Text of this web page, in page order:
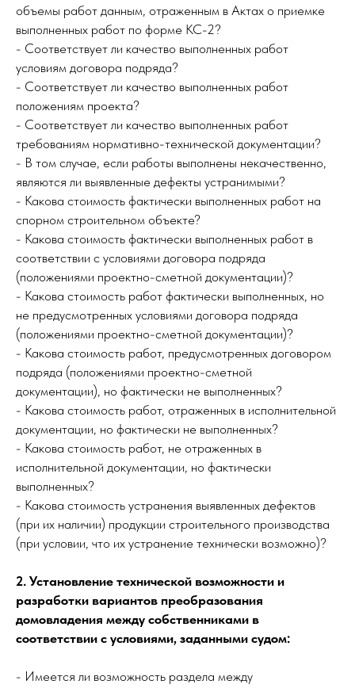
объемы работ данным, отраженным в Актах о приемке
выполненных работ по форме КС-2?
- Соответствует ли качество выполненных работ
условиям договора подряда?
- Соответствует ли качество выполненных работ
положениям проекта?
- Соответствует ли качество выполненных работ
требованиям нормативно-технической документации?
- В том случае, если работы выполнены некачественно,
являются ли выявленные дефекты устранимыми?
- Какова стоимость фактически выполненных работ на
спорном строительном объекте?
- Какова стоимость фактически выполненных работ в
соответствии с условиями договора подряда
(положениями проектно-сметной документации)?
- Какова стоимость работ фактически выполненных, но
не предусмотренных условиями договора подряда
(положениями проектно-сметной документации)?
- Какова стоимость работ, предусмотренных договором
подряда (положениями проектно-сметной
документации), но фактически не выполненных?
- Какова стоимость работ, отраженных в исполнительной
документации, но фактически не выполненных?
- Какова стоимость работ, не отраженных в
исполнительной документации, но фактически
выполненных?
- Какова стоимость устранения выявленных дефектов
(при их наличии) продукции строительного производства
(при условии, что их устранение технически возможно)?
2. Установление технической возможности и
разработки вариантов преобразования
домовладения между собственниками в
соответствии с условиями, заданными судом:
- Имеется ли возможность раздела между